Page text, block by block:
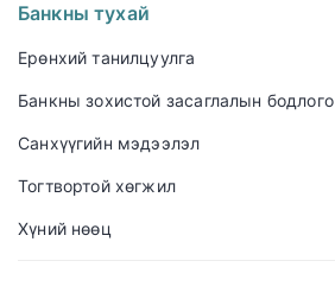
Банкны тухай
Ерөнхий танилцуулга
Банкны зохистой засаглалын бодлого
Санхүүгийн мэдээлэл
Тогтвортой хөгжил
Хүний нөөц